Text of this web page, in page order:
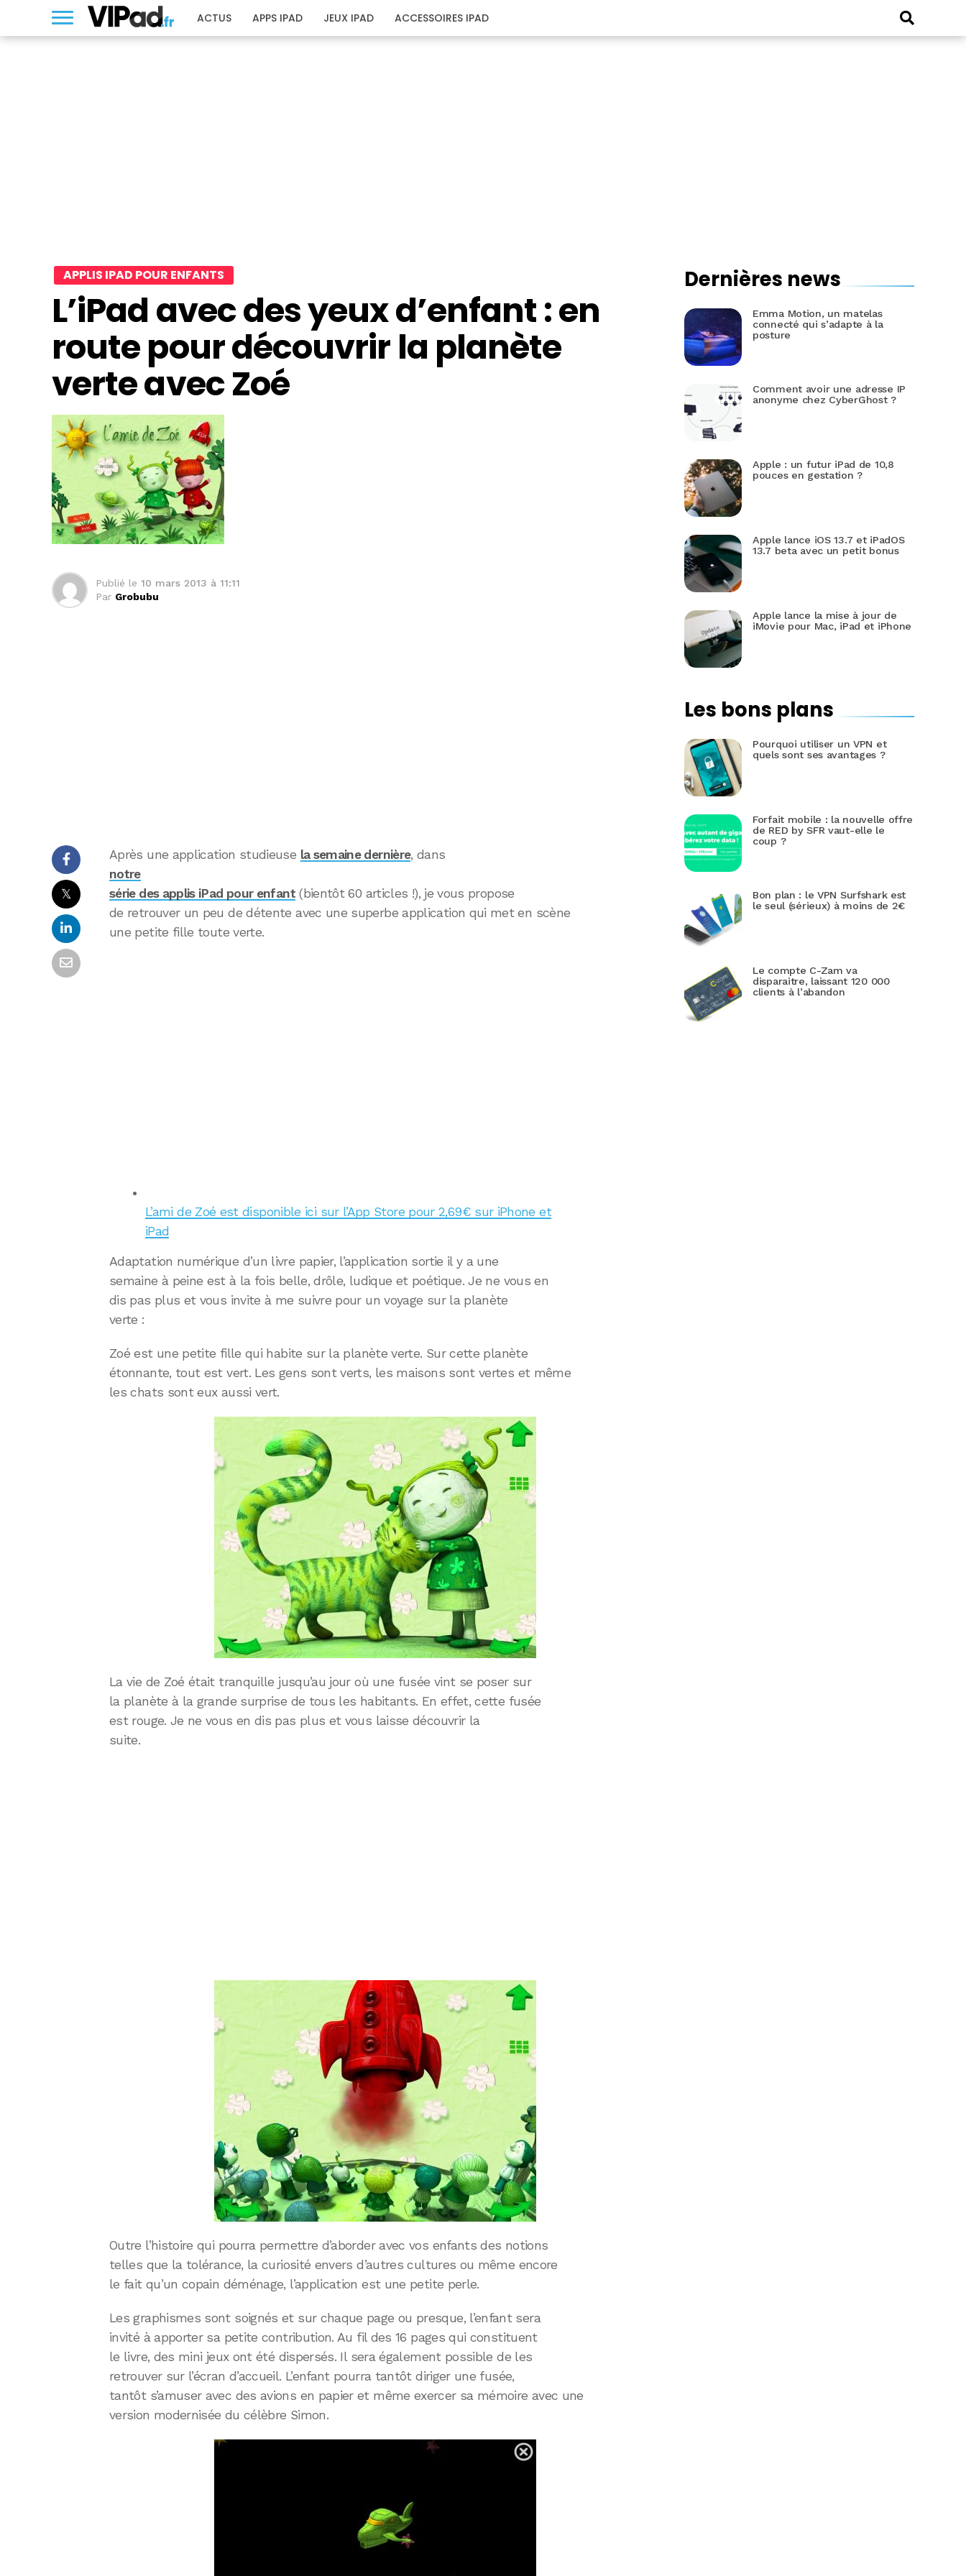
ACTUS APPS IPAD JEUX IPAD ACCESSOIRES IPAD
APPLIS IPAD POUR ENFANTS
L’iPad avec des yeux d’enfant : en
route pour découvrir la planète
verte avec Zoé
Publié le 10 mars 2013 à 11:11
Par Grobubu
𝕏
Après une application studieuse la semaine dernière, dans
notre
série des applis iPad pour enfant(bientôt 60 articles !), je vous propose
de retrouver un peu de détente avec une superbe application qui met en scène
une petite fille toute verte.
L’ami de Zoé est disponible ici sur l’App Store pour 2,69€ sur iPhone et
iPad
Adaptation numérique d’un livre papier, l’application sortie il y a une
semaine à peine est à la fois belle, drôle, ludique et poétique. Je ne vous en
dis pas plus et vous invite à me suivre pour un voyage sur la planète
verte :
Zoé est une petite fille qui habite sur la planète verte. Sur cette planète
étonnante, tout est vert. Les gens sont verts, les maisons sont vertes et même
les chats sont eux aussi vert.
La vie de Zoé était tranquille jusqu’au jour où une fusée vint se poser sur
la planète à la grande surprise de tous les habitants. En effet, cette fusée
est rouge. Je ne vous en dis pas plus et vous laisse découvrir la
suite.
Outre l’histoire qui pourra permettre d’aborder avec vos enfants des notions
telles que la tolérance, la curiosité envers d’autres cultures ou même encore
le fait qu’un copain déménage, l’application est une petite perle.
Les graphismes sont soignés et sur chaque page ou presque, l’enfant sera
invité à apporter sa petite contribution. Au fil des 16 pages qui constituent
le livre, des mini jeux ont été dispersés. Il sera également possible de les
retrouver sur l’écran d’accueil. L’enfant pourra tantôt diriger une fusée,
tantôt s’amuser avec des avions en papier et même exercer sa mémoire avec une
version modernisée du célèbre Simon.
Dernières news
Emma Motion, un matelas
connecté qui s’adapte à la
posture
Comment avoir une adresse IP
anonyme chez CyberGhost ?
Apple : un futur iPad de 10,8
pouces en gestation ?
Apple lance iOS 13.7 et iPadOS
13.7 beta avec un petit bonus
Apple lance la mise à jour de
iMovie pour Mac, iPad et iPhone
Les bons plans
Pourquoi utiliser un VPN et
quels sont ses avantages ?
Forfait mobile : la nouvelle offre
de RED by SFR vaut-elle le
coup ?
Bon plan : le VPN Surfshark est
le seul (sérieux) à moins de 2€
Le compte C-Zam va
disparaitre, laissant 120 000
clients à l’abandon